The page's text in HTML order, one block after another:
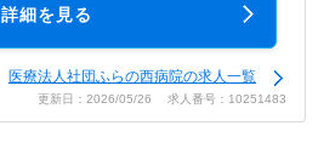
詳細を見る
医療法人社団ふらの西病院の求人一覧
更新日：2026/05/26 求人番号：10251483